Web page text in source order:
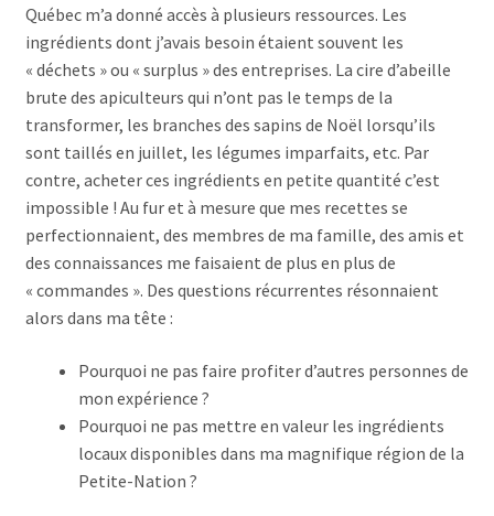
Québec m’a donné accès à plusieurs ressources. Les
ingrédients dont j’avais besoin étaient souvent les
« déchets » ou « surplus » des entreprises. La cire d’abeille
brute des apiculteurs qui n’ont pas le temps de la
transformer, les branches des sapins de Noël lorsqu’ils
sont taillés en juillet, les légumes imparfaits, etc. Par
contre, acheter ces ingrédients en petite quantité c’est
impossible ! Au fur et à mesure que mes recettes se
perfectionnaient, des membres de ma famille, des amis et
des connaissances me faisaient de plus en plus de
« commandes ». Des questions récurrentes résonnaient
alors dans ma tête :
Pourquoi ne pas faire profiter d’autres personnes de
mon expérience ?
Pourquoi ne pas mettre en valeur les ingrédients
locaux disponibles dans ma magnifique région de la
Petite-Nation ?